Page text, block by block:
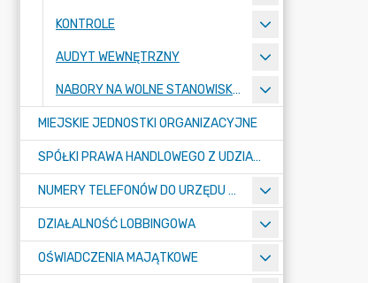
KONTROLE
AUDYT WEWNĘTRZNY
NABORY NA WOLNE STANOWISKA PRACY
MIEJSKIE JEDNOSTKI ORGANIZACYJNE
SPÓŁKI PRAWA HANDLOWEGO Z UDZIAŁEM GMINY
NUMERY TELEFONÓW DO URZĘDU MIASTA, MIEJSKICH JEDNOSTEK ORGANIZACYJNYCH ORAZ SPÓŁEK PRAWA HANDLOWEGO Z UDZIAŁEM GMINY
DZIAŁALNOŚĆ LOBBINGOWA
OŚWIADCZENIA MAJĄTKOWE